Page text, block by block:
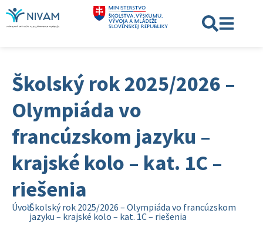
Školský rok 2025/2026 –
Olympiáda vo
francúzskom jazyku –
krajské kolo – kat. 1C –
riešenia
ÚvodŠkolský rok 2025/2026 – Olympiáda vo francúzskom
jazyku – krajské kolo – kat. 1C – riešenia